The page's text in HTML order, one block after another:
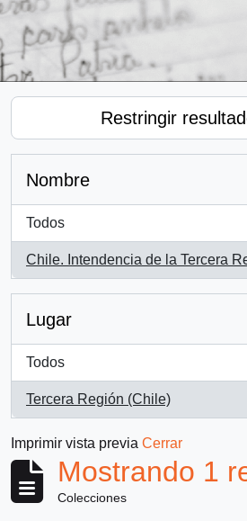
Restringir
Nombre
Todos
Chile. Intendencia de la Tercera
, 1 resultados
Lugar
Todos
Tercera Región (Chile)
, 1 resultados
Imprimir vista previa Cerrar
Mostrando 1
Colecciones